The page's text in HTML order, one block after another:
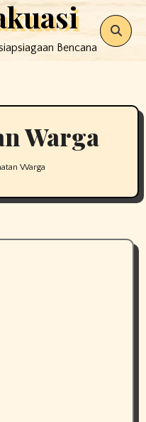
Bencana
Warga
Warga